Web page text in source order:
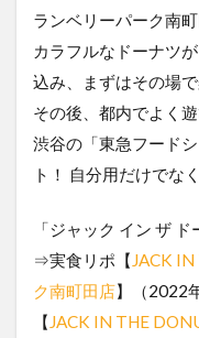
ランベリーパーク南
カラフルなドーナツ
込み、まずはその場で
その後、都内でよく
渋谷の「東急フード
ト！ 自分用だけでな
「ジャック イン ザ
⇒実食リポ【 JACK
ク南町田店】（2022
【 JACK IN THE